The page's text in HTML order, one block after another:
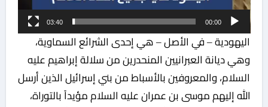
00:00
03:40
اليهودية – في الأصل – هي إحدى الشرائع السماوية،
وهي ديانة العبرانيين المنحدرين من سلالة إبراهيم عليه
السلام، والمعروفين بالأسباط من بني إسرائيل الذين أرسل
الله إليهم موسى بن عمران عليه السلام مؤيداً بالتوراة،